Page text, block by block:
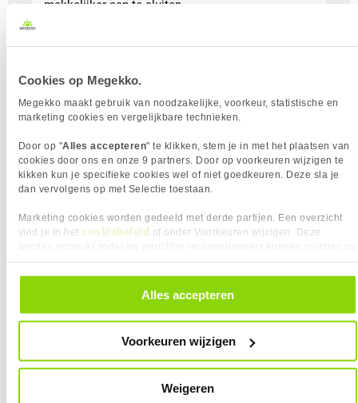
Cookies op Megekko.
Megekko maakt gebruik van noodzakelijke, voorkeur, statistische en
marketing cookies en vergelijkbare technieken.
Door op "Alles accepteren" te klikken, stem je in met het plaatsen van
cookies door ons en onze 9 partners. Door op voorkeuren wijzigen te
kikken kun je specifieke cookies wel of niet goedkeuren. Deze sla je
dan vervolgens op met Selectie toestaan.
Marketing cookies worden gedeeld met derde partijen. Een overzicht
vind je in het cookiebeleid of onder Voorkeuren wijzigen. Deze
alle cookies. Je kunt je gegeven toestemming altijd intrekken, dit doe je
door in de footer van onze website te klikken op ‘Cookievoorkeuren’
Alles accepteren
Voorkeuren wijzigen
Weigeren
makkelijker aan te sluiten.
AI-Ready Laptops en meer
Een CoPilot+ PC is een nieuwe Windows-laptop
knop op het toetsenbord kun je CoPilot+ direct
activeren. Deze AI-laptops bieden handige
zoals sneller werken, slimme suggesties en
efficiëntere taken. Wat maakt een CoPilot+ PC-
laptop zo handig?